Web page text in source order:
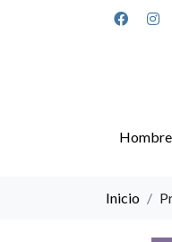
Hombre
Inicio